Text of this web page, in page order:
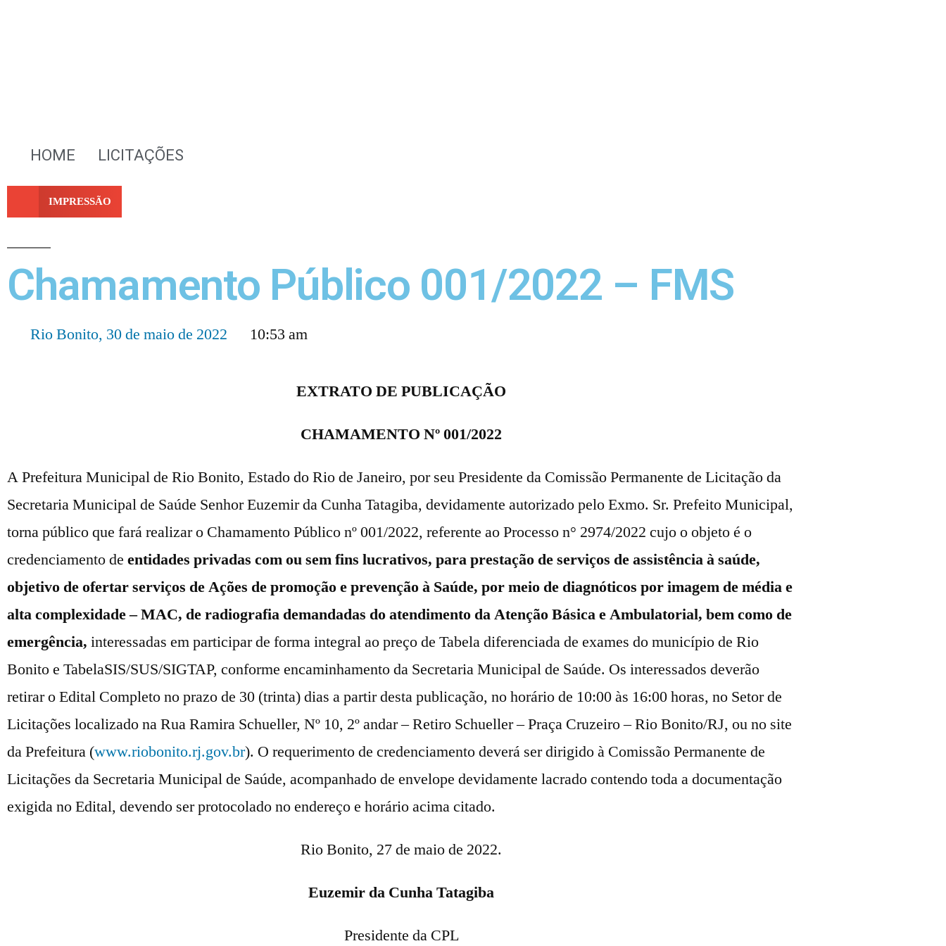
HOME LICITAÇÕES
IMPRESSÃO
Chamamento Público 001/2022 – FMS
Rio Bonito, 30 de maio de 2022 10:53 am
EXTRATO DE PUBLICAÇÃO
CHAMAMENTO Nº 001/2022
A Prefeitura Municipal de Rio Bonito, Estado do Rio de Janeiro, por seu Presidente da Comissão Permanente de Licitação da
Secretaria Municipal de Saúde Senhor Euzemir da Cunha Tatagiba, devidamente autorizado pelo Exmo. Sr. Prefeito Municipal,
torna público que fará realizar o Chamamento Público nº 001/2022, referente ao Processo n° 2974/2022 cujo o objeto é o
credenciamento de entidades privadas com ou sem fins lucrativos, para prestação de serviços de assistência à saúde,
objetivo de ofertar serviços de Ações de promoção e prevenção à Saúde, por meio de diagnóticos por imagem de média e
alta complexidade – MAC, de radiografia demandadas do atendimento da Atenção Básica e Ambulatorial, bem como de
emergência, interessadas em participar de forma integral ao preço de Tabela diferenciada de exames do município de Rio
Bonito e TabelaSIS/SUS/SIGTAP, conforme encaminhamento da Secretaria Municipal de Saúde. Os interessados deverão
retirar o Edital Completo no prazo de 30 (trinta) dias a partir desta publicação, no horário de 10:00 às 16:00 horas, no Setor de
Licitações localizado na Rua Ramira Schueller, Nº 10, 2º andar – Retiro Schueller – Praça Cruzeiro – Rio Bonito/RJ, ou no site
da Prefeitura (www.riobonito.rj.gov.br). O requerimento de credenciamento deverá ser dirigido à Comissão Permanente de
Licitações da Secretaria Municipal de Saúde, acompanhado de envelope devidamente lacrado contendo toda a documentação
exigida no Edital, devendo ser protocolado no endereço e horário acima citado.
Rio Bonito, 27 de maio de 2022.
Euzemir da Cunha Tatagiba
Presidente da CPL